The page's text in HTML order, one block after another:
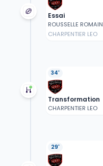
Essai
ROUSSELLE ROMAIN
CHARPENTIER LEO
34'
Transformation
CHARPENTIER LEO
29'